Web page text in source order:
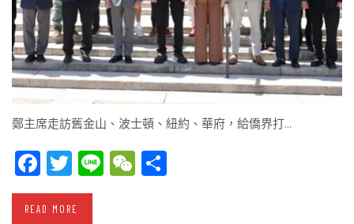
鄭主席走訪舊金山、波士頓、紐約、華府，給僑界打…
Facebook
Twitter
LineWeChat
READ MORE